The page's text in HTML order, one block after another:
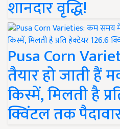
शानदार वृद्धि!
Pusa Corn
तैयार हो जाती हैं
किस्में, मिलती है
क्विंटल तक